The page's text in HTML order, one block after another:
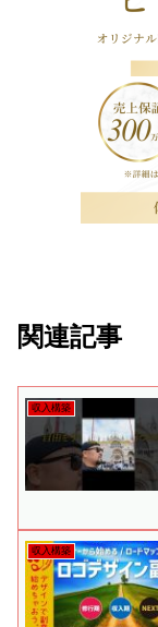
関連記事
収入構築
収入構築